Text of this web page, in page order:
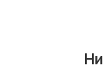
инструменты